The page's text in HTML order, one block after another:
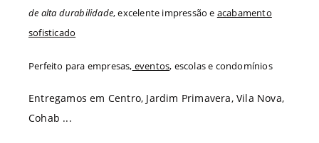
de alta durabilidade, excelente impressão e acabamento
sofisticado
Perfeito para empresas, eventos, escolas e condomínios
Entregamos em Centro, Jardim Primavera, Vila Nova,
Cohab ...